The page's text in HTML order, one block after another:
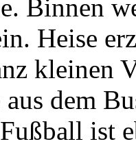
Binnen
Heise
kleinen
dem
ist